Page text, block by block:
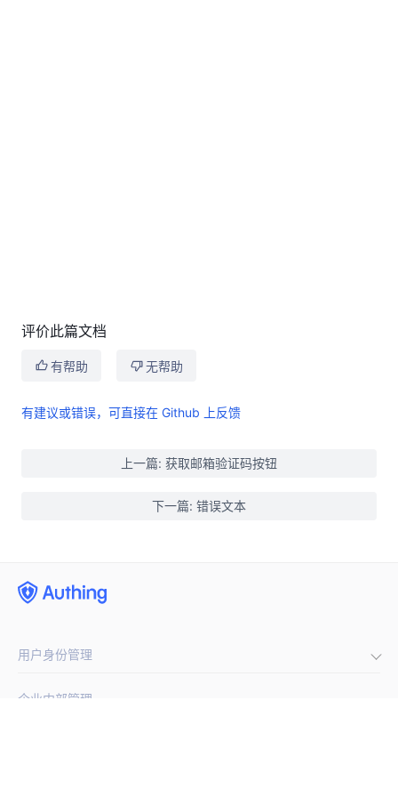
评价此篇文档
有帮助 无帮助
有建议或错误，可直接在 Github 上反馈
上一篇: 获取邮箱验证码按钮
下一篇: 错误文本
用户身份管理
集成第三方登录
企业内部管理